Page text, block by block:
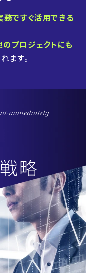
務ですぐ活用できる
のプロジェクトにも
ます。